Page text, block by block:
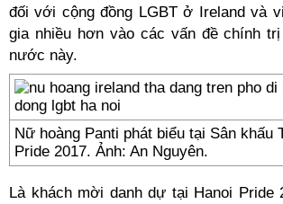
đối với cộng đồng LGBT ở Ireland và
gia nhiều hơn vào các vấn đề chính
nước này.
Nữ hoàng Panti phát biểu tại Sân khấu
Pride 2017. Ảnh: An Nguyên.
Là khách mời danh dự tại Hanoi Pride